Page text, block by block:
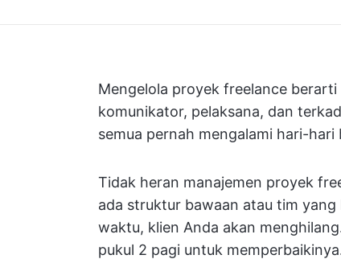
Mengelola proyek freelance
komunikator, pelaksana, dan
semua pernah mengalami hari-hari
Tidak heran manajemen proyek
ada struktur bawaan atau tim
waktu, klien Anda akan
pukul 2 pagi untuk